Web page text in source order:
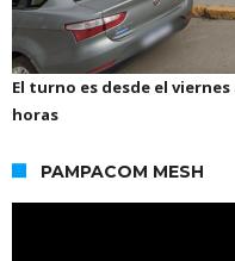
El turno es desde el viernes
horas
PAMPACOM MESH